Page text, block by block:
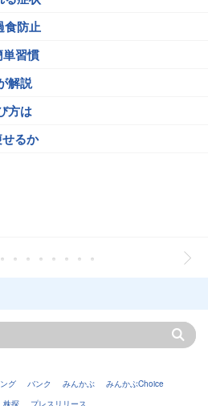
食防止
習慣
解説
方は
るか
グ バンク みんかぶ
みんかぶChoice
株探 プレスリリース